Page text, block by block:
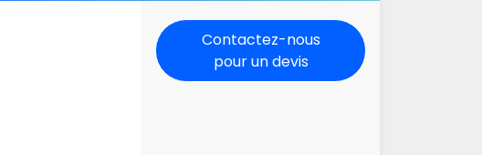
Contactez-nous
pour un devis